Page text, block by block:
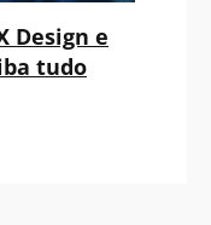
Design e
tudo